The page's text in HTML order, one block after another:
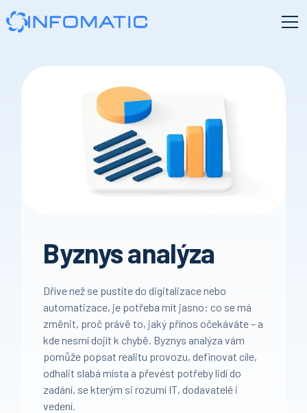
Byznys analýza
Dříve než se pustíte do digitalizace nebo
automatizace, je potřeba mít jasno: co se má
změnit, proč právě to, jaký přínos očekáváte – a
kde nesmí dojít k chybě. Byznys analýza vám
pomůže popsat realitu provozu, definovat cíle,
odhalit slabá místa a převést potřeby lidí do
zadání, se kterým si rozumí IT, dodavatelé i
vedení.